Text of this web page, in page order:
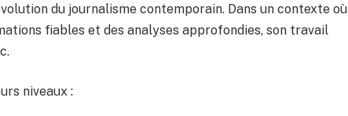
du journalisme contemporain. Dans un contexte où
fiables et des analyses approfondies, son travail
niveaux :